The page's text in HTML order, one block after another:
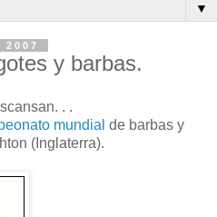
▼
y barbas.
. .
mundial de barbas y
(Inglaterra).